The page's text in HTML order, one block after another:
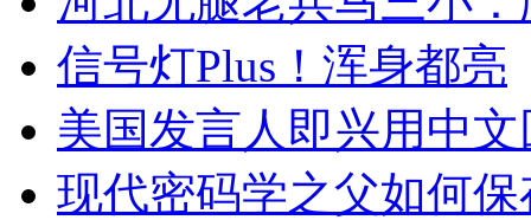
信号灯Plus！浑身都亮
美国发言人即兴用中
现代密码学之父如何